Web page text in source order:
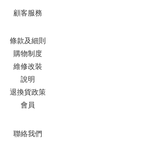
顧客服務
條款及細則
購物制度
維修改裝
說明
退換貨政策
會員
聯絡我們